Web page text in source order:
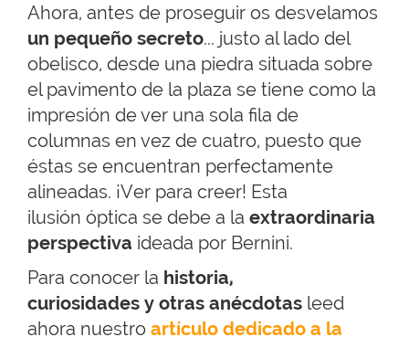
Ahora, antes de proseguir os desvelamos
un pequeño secreto... justo al lado del
obelisco, desde una piedra situada sobre
el pavimento de la plaza se tiene como la
impresión de ver una sola fila de
columnas en vez de cuatro, puesto que
éstas se encuentran perfectamente
alineadas. ¡Ver para creer! Esta
ilusión óptica se debe a la extraordinaria
perspectiva ideada por Bernini.
Para conocer la historia,
curiosidades y otras anécdotas leed
ahora nuestro artículo dedicado a la